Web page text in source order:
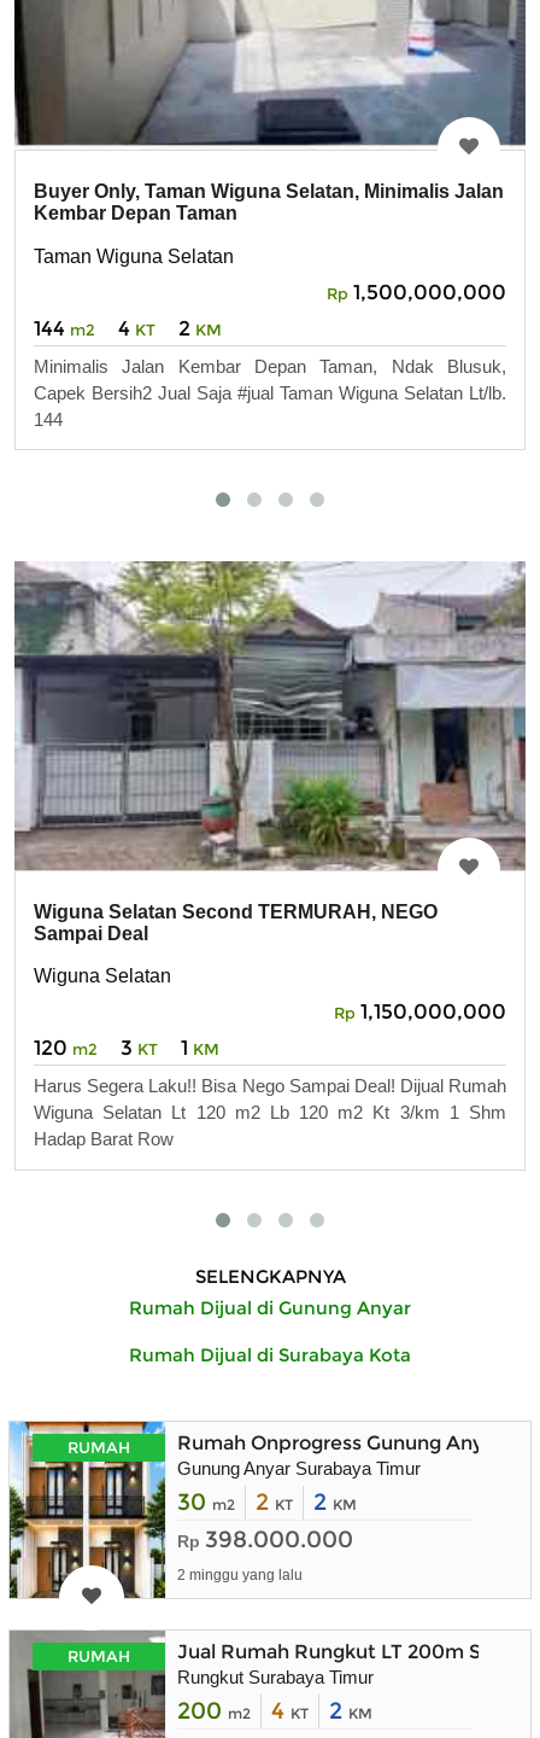
Buyer Only, Taman Wiguna Selatan, Minimalis Jalan
Kembar Depan Taman
Taman Wiguna Selatan
Rp 1,500,000,000
144 m2 4 KT 2 KM
Minimalis Jalan Kembar Depan Taman, Ndak Blusuk,
Capek Bersih2 Jual Saja #jual Taman Wiguna Selatan Lt/lb.
144
Wiguna Selatan Second TERMURAH, NEGO
Sampai Deal
Wiguna Selatan
Rp 1,150,000,000
120 m2 3 KT 1 KM
Harus Segera Laku!! Bisa Nego Sampai Deal! Dijual Rumah
Wiguna Selatan Lt 120 m2 Lb 120 m2 Kt 3/km 1 Shm
Hadap Barat Row
SELENGKAPNYA
Rumah Dijual di Gunung Anyar
Rumah Dijual di Surabaya Kota
RUMAH Rumah Onprogress Gunung Anyar
Gunung Anyar Surabaya Timur
30 m2 2 KT 2 KM
Rp 398.000.000
2 minggu yang lalu
RUMAH Jual Rumah Rungkut LT 200m
Rungkut Surabaya Timur
200 m2 4 KT 2 KM